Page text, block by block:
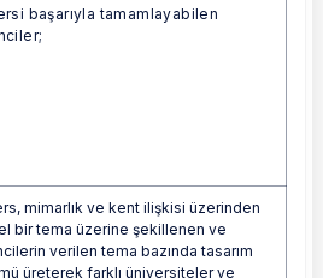
başarıyla tamamlayabilen
mimarlık ve kent ilişkisi üzerinden
bir tema üzerine şekillenen ve
verilen tema bazında tasarım
üreterek farklı üniversiteler ve